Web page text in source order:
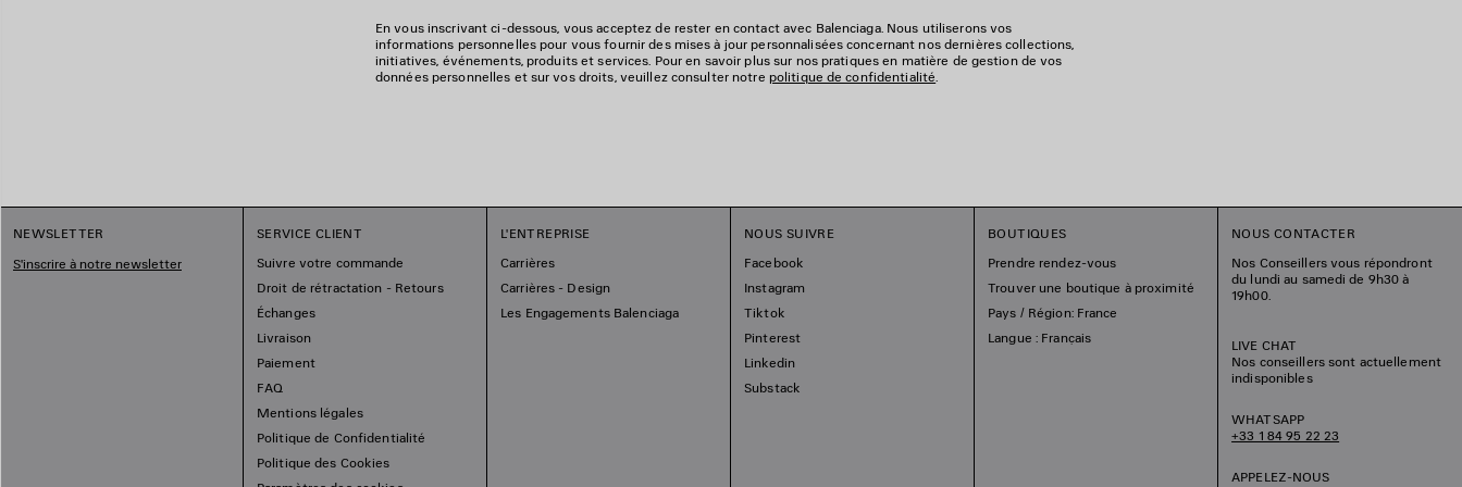
En vous inscrivant ci-dessous, vous acceptez de rester en contact avec Balenciaga. Nous utiliserons vos
informations personnelles pour vous fournir des mises à jour personnalisées concernant nos dernières collections,
initiatives, événements, produits et services. Pour en savoir plus sur nos pratiques en matière de gestion de vos
données personnelles et sur vos droits, veuillez consulter notre politique de confidentialité.
NEWSLETTER
S'inscrire à notre newsletter
SERVICE CLIENT
Suivre votre commande
Droit de rétractation - Retours
Échanges
Livraison
Paiement
FAQ
Mentions légales
Politique de Confidentialité
Politique des Cookies
L'ENTREPRISE
Carrières
Carrières - Design
Les Engagements Balenciaga
NOUS SUIVRE
Facebook
Instagram
Tiktok
Pinterest
Linkedin
Substack
BOUTIQUES
Prendre rendez-vous
Trouver une boutique à proximité
Pays / Région: France
Langue : Français
NOUS CONTACTER
Nos Conseillers vous répondront
du lundi au samedi de 9h30 à
19h00.
LIVE CHAT
Nos conseillers sont actuellement
indisponibles
WHATSAPP
+33 1 84 95 22 23
APPELEZ-NOUS